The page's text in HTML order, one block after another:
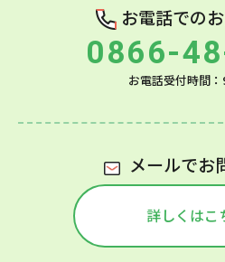
お電話での
0866-
お電話受付時間
メールでお
詳しくはこ